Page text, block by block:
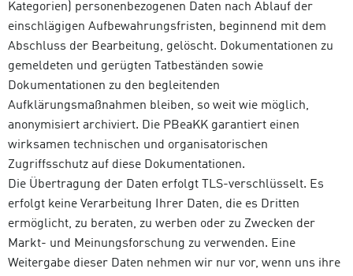
Kategorien) personenbezogenen Daten nach Ablauf der
einschlägigen Aufbewahrungsfristen, beginnend mit dem
Abschluss der Bearbeitung, gelöscht. Dokumentationen zu
gemeldeten und gerügten Tatbeständen sowie
Dokumentationen zu den begleitenden
Aufklärungsmaßnahmen bleiben, so weit wie möglich,
anonymisiert archiviert. Die PBeaKK garantiert einen
wirksamen technischen und organisatorischen
Zugriffsschutz auf diese Dokumentationen.
Die Übertragung der Daten erfolgt TLS-verschlüsselt. Es
erfolgt keine Verarbeitung Ihrer Daten, die es Dritten
ermöglicht, zu beraten, zu werben oder zu Zwecken der
Markt- und Meinungsforschung zu verwenden. Eine
Weitergabe dieser Daten nehmen wir nur vor, wenn uns ihre